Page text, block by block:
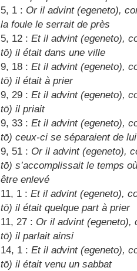
5, 1 : Or il advint (egeneto),
la foule le serrait de près
5, 12 : Et il advint (egeneto),
tō) il était dans une ville
9, 18 : Et il advint (egeneto),
tō) il était à prier
9, 29 : Et il advint (egeneto),
tō) il priait
9, 33 : Et il advint (egeneto),
tō) ceux-ci se séparaient de lui
9, 51 : Or il advint (egeneto),
tō) s’accomplissait le temps
être enlevé
11, 1 : Et il advint (egeneto),
tō) il était quelque part à prier
11, 27 : Or il advint (egeneto),
tō) il parlait ainsi
14, 1 : Et il advint (egeneto),
tō) il était venu un sabbat